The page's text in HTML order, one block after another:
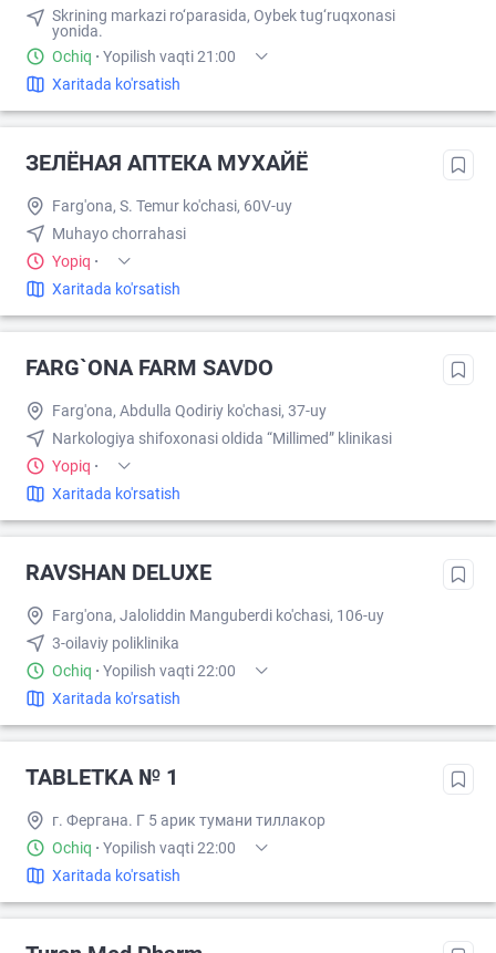
Skrining markazi ro‘parasida, Oybek tug‘ruqxonasi
yonida.
Ochiq · Yopilish vaqti 21:00
Xaritada ko'rsatish
ЗЕЛЁНАЯ АПТЕКА МУХАЙЁ
Farg'ona, S. Temur ko'chasi, 60V-uy
Muhayo chorrahasi
Yopiq ·
Xaritada ko'rsatish
FARG`ONA FARM SAVDO
Farg'ona, Abdulla Qodiriy ko'chasi, 37-uy
Narkologiya shifoxonasi oldida “Millimed” klinikasi
Yopiq ·
Xaritada ko'rsatish
RAVSHAN DELUXE
Farg'ona, Jaloliddin Manguberdi ko'chasi, 106-uy
3-oilaviy poliklinika
Ochiq · Yopilish vaqti 22:00
Xaritada ko'rsatish
TABLETKA № 1
г. Фергана. Г 5 арик тумани тиллакор
Ochiq · Yopilish vaqti 22:00
Xaritada ko'rsatish